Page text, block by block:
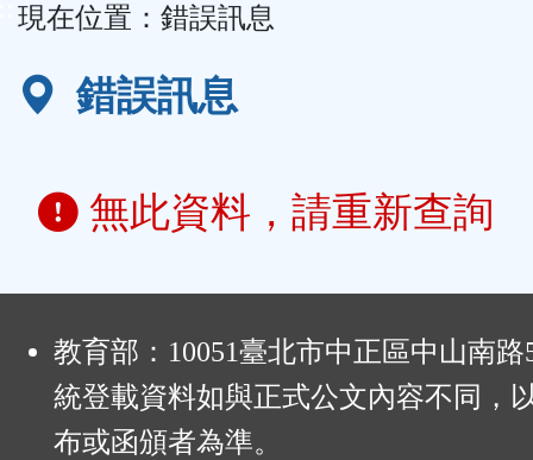
區
現在位置： 錯誤訊息
錯誤訊息
無此資料，請重新查詢
教育部：10051臺北市中正區中山南
統登載資料如與正式公文內容不同，
布或函頒者為準。